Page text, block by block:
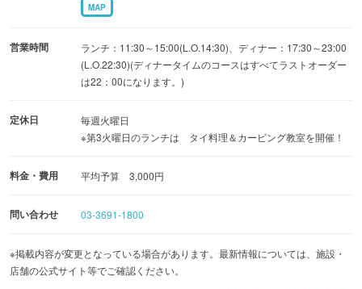
MAP
営業時間
ランチ：11:30～15:00(L.O.14:30)、ディナー：17:30～23:00
(L.O.22:30)(ディナータイムのコースはすべてラストオーダー
は22：00になります。)
定休日
毎週火曜日
※第3火曜日のランチは タイ料理＆カービング教室を開催！
料金・費用 平均予算 3,000円
問い合わせ 03-3691-1800
※掲載内容が変更となっている場合があります。最新情報については、施設・
店舗の公式サイト等でご確認ください。